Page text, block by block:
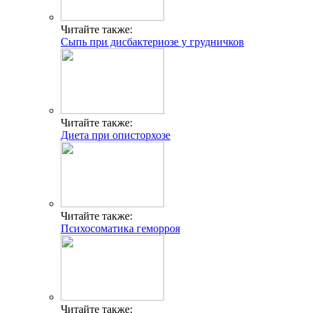
Читайте также:
Сыпь при дисбактериозе у грудничков
Читайте также:
Диета при описторхозе
Читайте также:
Психосоматика геморроя
Читайте также: